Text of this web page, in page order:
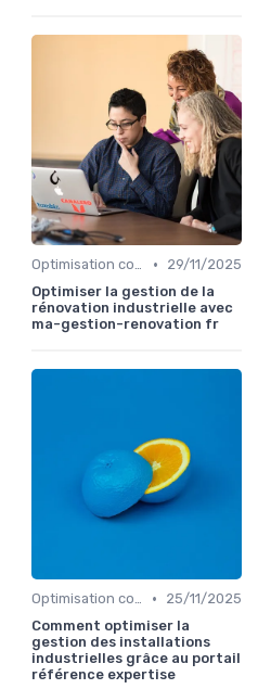
Optimisation coûts •
29/11/2025
Optimiser la gestion de la
rénovation industrielle avec
ma-gestion-renovation fr
Optimisation coûts •
25/11/2025
Comment optimiser la
gestion des installations
industrielles grâce au portail
référence expertise